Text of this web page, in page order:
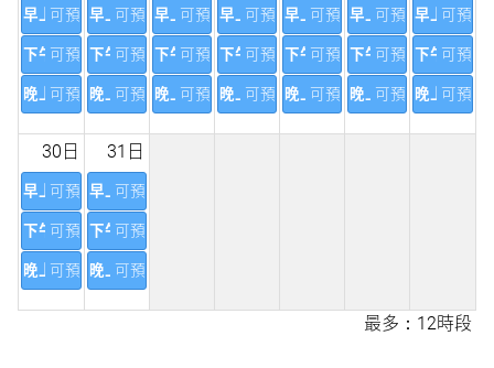
早上可預訂
下午可預訂
晚上可預訂
早上可預訂
下午可預訂
晚上可預訂
早上可預訂
下午可預訂
晚上可預訂
早上可預訂
下午可預訂
晚上可預訂
早上可預訂
下午可預訂
晚上可預訂
早上可預訂
下午可預訂
晚上可預訂
早上可預訂
下午可預訂
晚上可預訂
30日
早上可預訂
下午可預訂
晚上可預訂
31日
早上可預訂
下午可預訂
晚上可預訂
最多：12時段